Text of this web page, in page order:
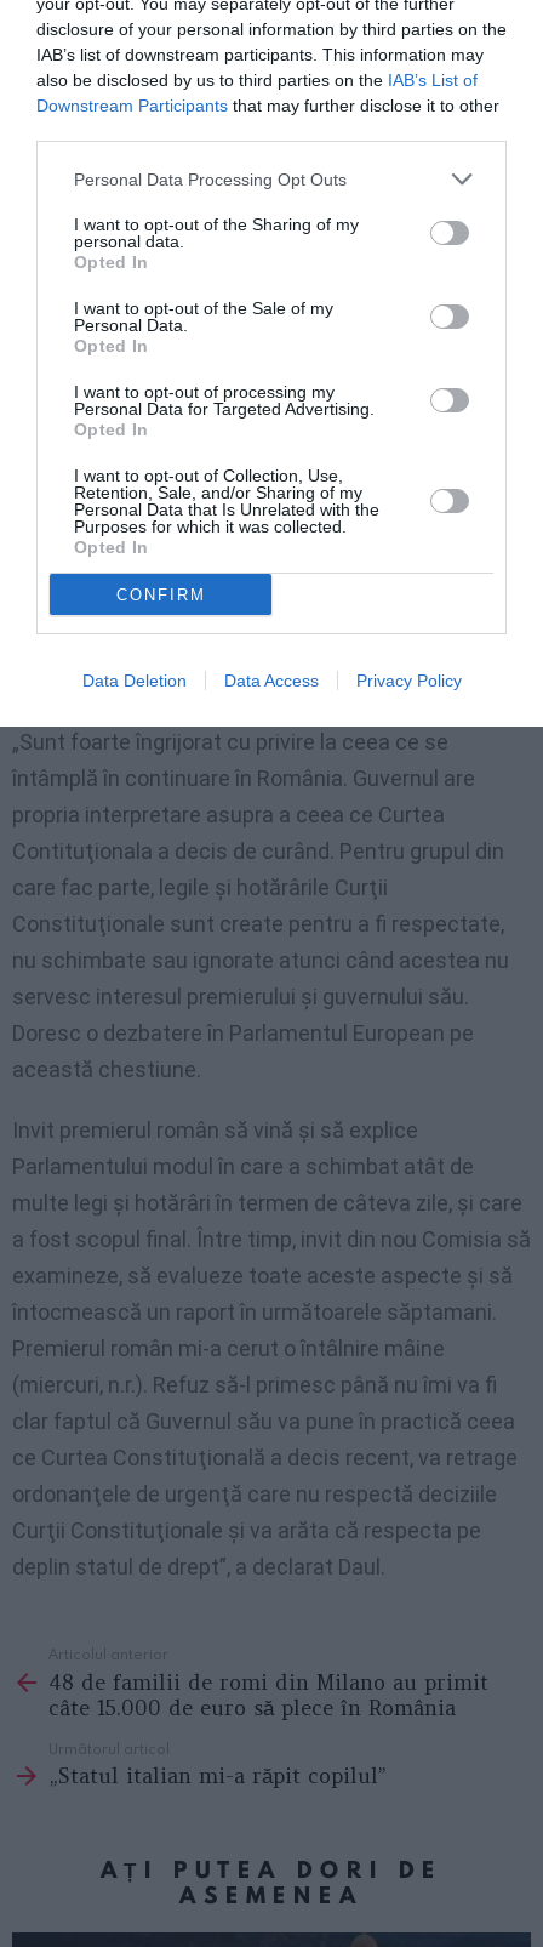
disclosure of your personal information by third parties on the
IAB’s list of downstream participants. This information may
also be disclosed by us to third parties on the IAB’s List of
Downstream Participants that may further disclose it to other
Personal Data Processing Opt Outs
I want to opt-out of the Sharing of my
personal data.
Opted In
I want to opt-out of the Sale of my
Personal Data.
Opted In
I want to opt-out of processing my
Personal Data for Targeted Advertising.
Opted In
I want to opt-out of Collection, Use,
Retention, Sale, and/or Sharing of my
Personal Data that Is Unrelated with the
Purposes for which it was collected.
Opted In
CONFIRM
Data Deletion Data Access Privacy Policy
Ea a spus că fără o revenire rapidă asupra măsurilor
luate de premier în ultimele zile – inclusiv revocarea
unei ordonanţe de urgenţă care reduce atribuţiile
avocatului poporului – şansele României de a adera
la Schengen ar putea fi prejudiciate.
concrete din partea Guvernului român în privinţa
pierde ani întregi în procesul de integrare deplină în
UE”, a declarat ea.
Victor Ponta a încercat să obţină o întrevedere şi cu
preşedintele Grupului PPE, Joseph Daul, dar a fost
refuzat. Joseph Daul a declarat că refuză să îl
primească pe Ponta acesta până când Guvernul de la
Constituţională a decis recent”.
„Sunt foarte îngrijorat cu privire la ceea ce se
întâmplă în continuare în România. Guvernul are
propria interpretare asupra a ceea ce Curtea
Contituţionala a decis de curând. Pentru grupul din
care fac parte, legile şi hotărârile Curţii
Constituţionale sunt create pentru a fi respectate,
nu schimbate sau ignorate atunci când acestea nu
servesc interesul premierului şi guvernului său.
Doresc o dezbatere în Parlamentul European pe
această chestiune.
Invit premierul român să vină şi să explice
Parlamentului modul în care a schimbat atât de
multe legi şi hotărâri în termen de câteva zile, şi care
a fost scopul final. Între timp, invit din nou Comisia să
examineze, să evalueze toate aceste aspecte şi să
întocmească un raport în următoarele săptamani.
Premierul român mi-a cerut o întâlnire mâine
(miercuri, n.r.). Refuz să-l primesc până nu îmi va fi
clar faptul că Guvernul său va pune în practică ceea
ce Curtea Constituţională a decis recent, va retrage
ordonanţele de urgenţă care nu respectă deciziile
Curţii Constituţionale şi va arăta că respecta pe
deplin statul de drept”, a declarat Daul.
more
Articolul anterior
48 de familii de romi din Milano au primit
câte 15.000 de euro să plece în România
Următorul articol
„Statul italian mi-a răpit copilul”
AȚI PUTEA DORI DE
ASEMENEA